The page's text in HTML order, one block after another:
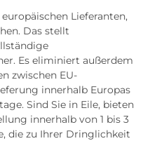
Lieferanten,
Das stellt
Es eliminiert außerdem
zwischen EU-
innerhalb Europas
Sind Sie in Eile, bieten
innerhalb von 1 bis 3
die zu Ihrer Dringlichkeit